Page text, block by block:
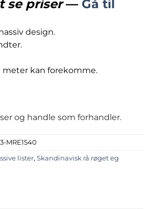
se priser— Gå til
design.
meter kan forekomme.
og handle som forhandler.
MRE1540
lister, Skandinavisk rå røget eg